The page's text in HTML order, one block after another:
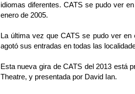
idiomas diferentes. CATS se pudo ver
enero de 2005.
La última vez que CATS se pudo ver
agotó sus entradas en todas las
Esta nueva gira de CATS del 2013 está
Theatre, y presentada por David Ian.